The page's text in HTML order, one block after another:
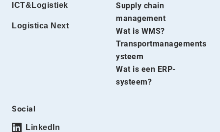
ICT&Logistiek
Logistica Next
Supply chain
management
Wat is WMS?
Transportmanagements
ysteem
Wat is een ERP-
systeem?
Social
LinkedIn